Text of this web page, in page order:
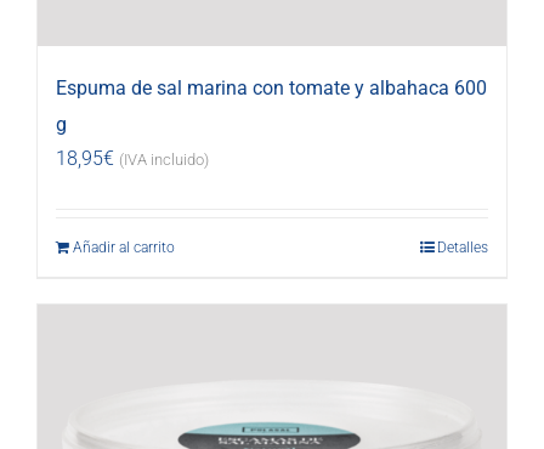
Espuma de sal marina con tomate y albahaca 600
g
18,95€ (IVA incluido)
Añadir al carrito Detalles